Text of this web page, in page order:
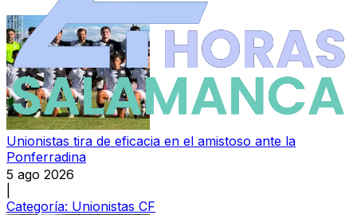
Unionistas tira de eficacia en el amistoso ante la
Ponferradina
5 ago 2026
Categoría: Unionistas CF